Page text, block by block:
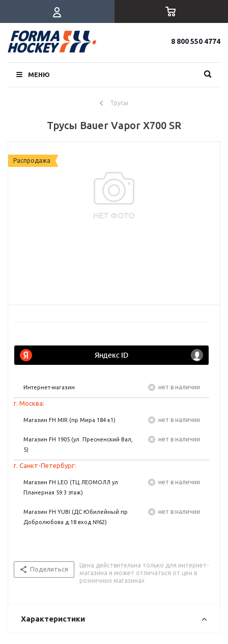
8 800 550 4774
МЕНЮ
Трусы
Трусы Bauer Vapor X700 SR
Распродажа
Интернет-магазин Нет в наличии
г. Москва:
Магазин FH MIR (пр Мира 184 к1) Нет в наличии
Магазин FH 1905 (ул. Пресненский Вал,
5)
Нет в наличии
г. Санкт-Петербург:
Магазин FH LEO (ТЦ ЛЕОМОЛЛ ул
Планерная 59 3 этаж)
Нет в наличии
Магазин FH YUBI (ДС Юбилейный пр
Добролюбова д.18 вход №62)
Нет в наличии
Поделиться
Цена действительна только для интернет-
магазина и может отличаться от цен в
розничных магазинах
Характеристики